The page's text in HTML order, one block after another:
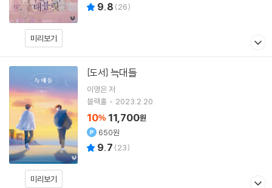
미리보기
9.8 (26)
미리보기
[도서] 늑대들
이영은저
블랙홀
2023.2.20.
10% 11,700원
650원
9.7 (23)